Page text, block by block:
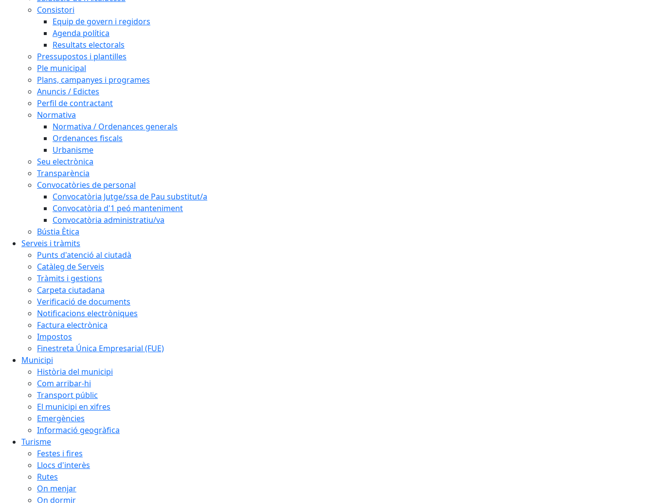
Consistori
Equip de govern i regidors
Agenda política
Resultats electorals
Pressupostos i plantilles
Ple municipal
Plans, campanyes i programes
Anuncis / Edictes
Perfil de contractant
Normativa
Normativa / Ordenances generals
Ordenances fiscals
Urbanisme
Seu electrònica
Transparència
Convocatòries de personal
Convocatòria Jutge/ssa de Pau substitut/a
Convocatòria d'1 peó manteniment
Convocatòria administratiu/va
Bústia Ètica
Serveis i tràmits
Punts d'atenció al ciutadà
Catàleg de Serveis
Tràmits i gestions
Carpeta ciutadana
Verificació de documents
Notificacions electròniques
Factura electrònica
Impostos
Finestreta Única Empresarial (FUE)
Municipi
Història del municipi
Com arribar-hi
Transport públic
El municipi en xifres
Emergències
Informació geogràfica
Turisme
Festes i fires
Llocs d'interès
Rutes
On menjar
On dormir